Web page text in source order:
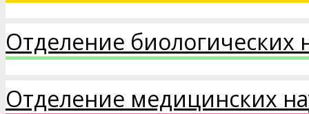
Отделение биологических
Отделение медицинских